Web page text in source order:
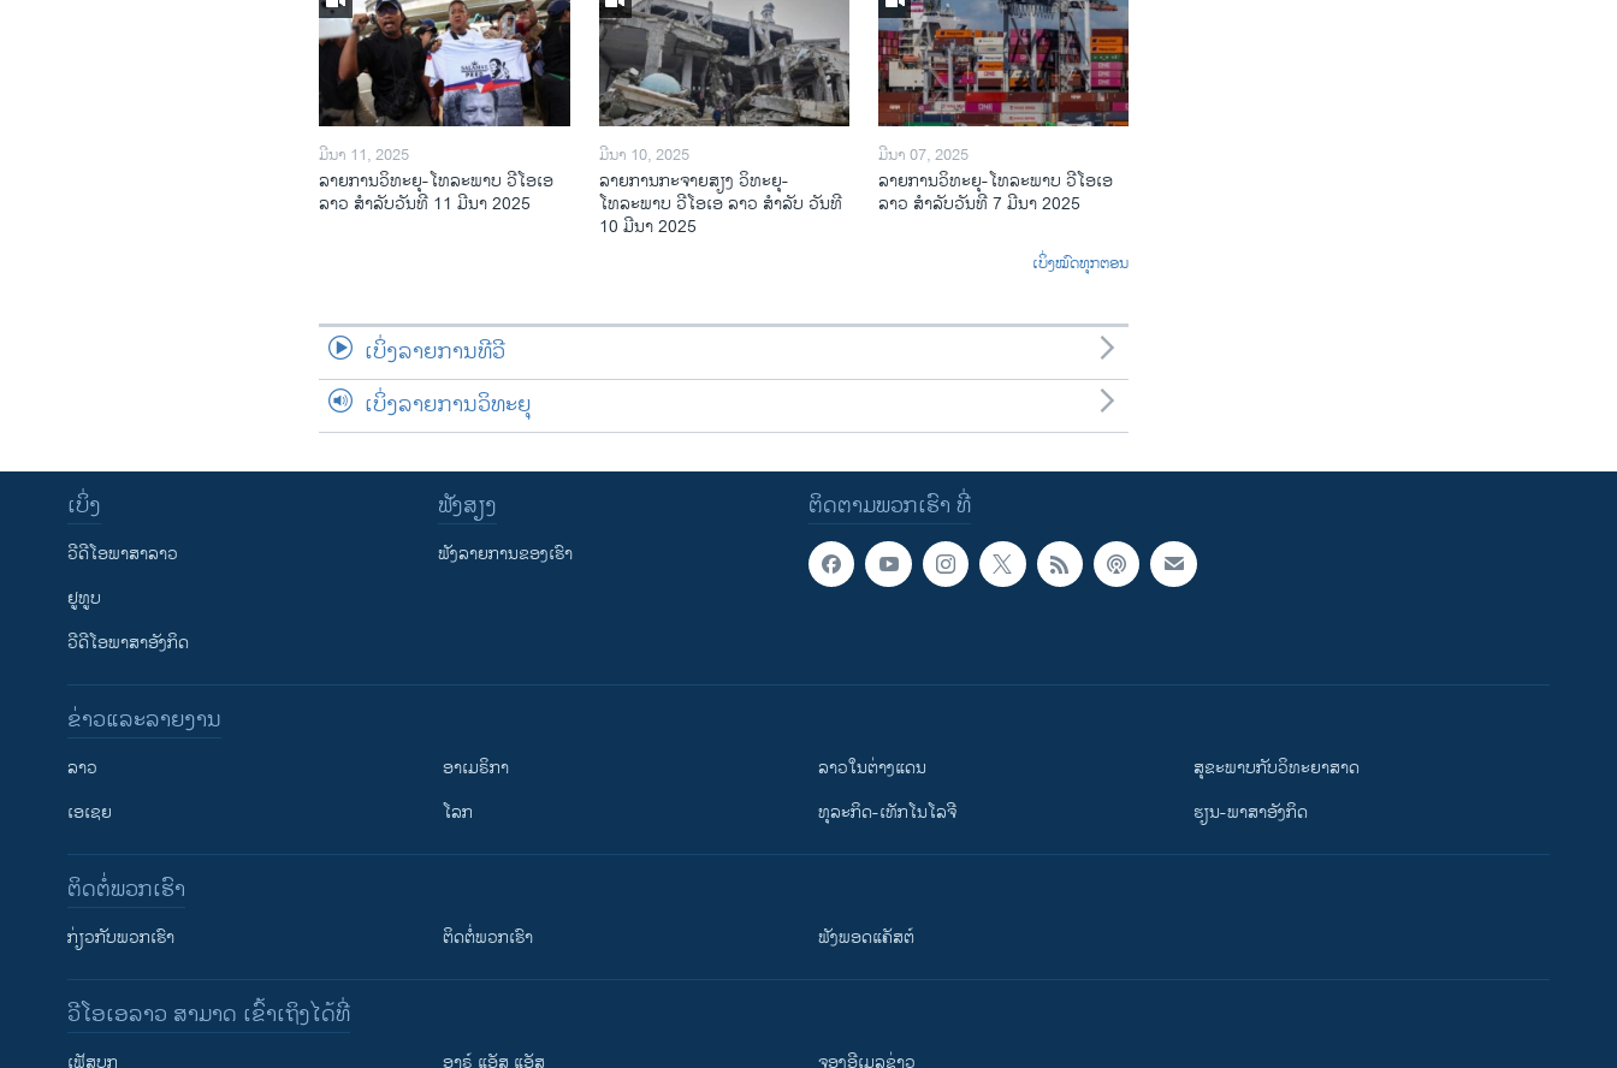
ມີນາ 11, 2025
ລາຍການວິ​ທະ​ຍຸ-ໂທ​ລະ​ພາບ ວີໂອເອ
ລາວ ສຳ​ລັບ​ວັນ​ທີ 11 ມີ​ນາ 2025
ມີນາ 10, 2025
ລາຍການກະຈາຍສຽງ ວິທະຍຸ-
ໂທລະພາບ ວີໂອເອ ລາວ ສຳລັບ ວັນທີ
10 ມີນາ 2025
ມີນາ 07, 2025
ລາຍການ​ວິ​ທະ​ຍ​ຸ-ໂທ​ລະ​ພາບ ວີໂອເອ
ລາວ ສຳ​ລັບ​ວັນ​ທີ 7 ມີ​ນາ 2025
ເບິ່ງໝົດທຸກຕອນ
ເບິ່ງລາຍການທີວີ
ເບິ່ງລາຍການວິທະຍຸ
ຕິດຕາມພວກເຮົາ ທີ່
ເບິ່ງ
ວີດີໂອພາສາລາວ
ຢູທູບ
ວີດີໂອພາສາອັງກິດ
ຟັງສຽງ
ຟັງລາຍການຂອງເຮົາ
ຂ່າວແລະລາຍງານ
ລາວ
ເອເຊຍ
ອາເມຣິກາ
ໂລກ
ລາວໃນຕ່າງແດນ
ທຸລະກິດ-ເທັກໂນໂລຈີ
ສຸຂະພາບກັບວິທະຍາສາດ
ຮຽນ-ພາສາອັງກິດ
ຕິດຕໍ່ພວກເຮົາ
ກ່ຽວກັບພວກເຮົາ ຕິດຕໍ່ພວກເຮົາ ຟັງພອດແຄັສຕ໌
ວີໂອເອລາວ ສາມາດ ເຂົ້າເຖິງໄດ້ທີ່
ເຟັສບຸກ ອາຣ໌ ແອັສ ແອັສ ຈອງອີເມລຂ່າວ